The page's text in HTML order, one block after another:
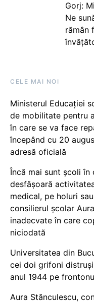
Gorj:
Ne
rămân
CELE MAI NOI
Ministerul Educației
de mobilitate pentru
în care se va face
începând cu 20
adresă oficială
Încă mai sunt școli în
desfășoară
medical, pe holuri
consilierul școlar
inadecvate în care
niciodată
Universitatea din
cei doi grifoni
anul 1944 pe
Aura Stănculescu,